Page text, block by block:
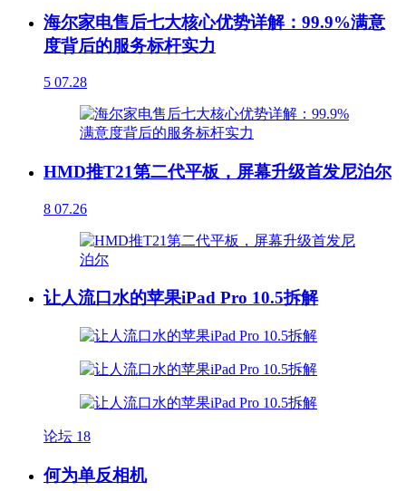
海尔家电售后七大核心优势详解：99.9%满意
度背后的服务标杆实力
5 07.28
HMD推T21第二代平板，屏幕升级首发尼泊尔
8 07.26
让人流口水的苹果iPad Pro 10.5拆解
论坛 18
何为单反相机